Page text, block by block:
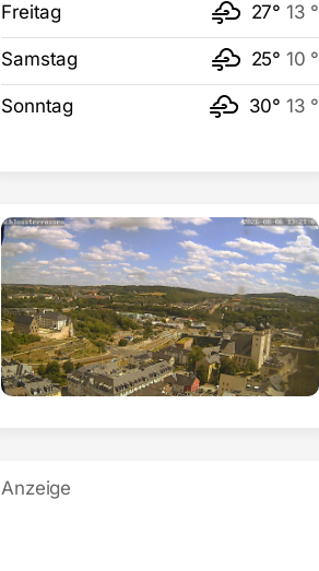
Freitag 27° 13 °
Samstag 25° 10 °
Sonntag 30° 13 °
Anzeige